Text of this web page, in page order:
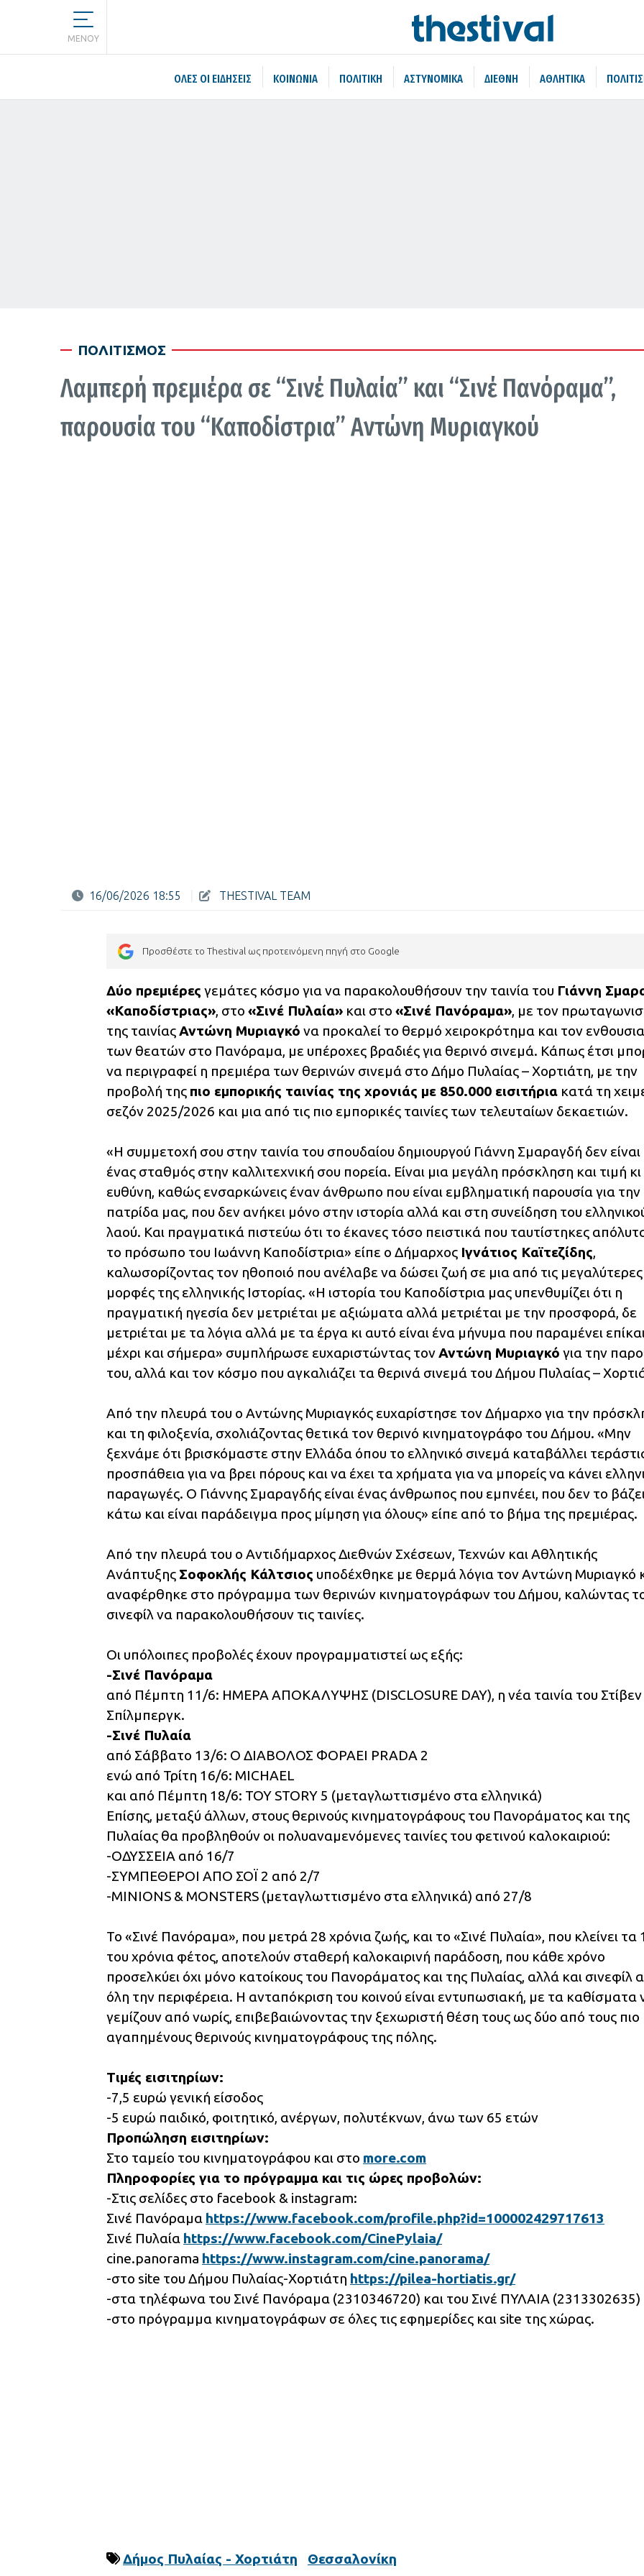
MENOY
ΌΛΕΣ ΟΙ ΕΙΔΉΣΕΙΣ ΚΟΙΝΩΝΙΑ ΠΟΛΙΤΙΚΗ ΑΣΤΥΝΟΜΙΚΑ ΔΙΕΘΝΗ ΑΘΛΗΤΙΚΑ
ΠΟΛΙΤΙΣΜΟΣ
Λαμπερή πρεμιέρα σε “Σινέ Πυλαία” και “Σινέ Πανόραμα”,
παρουσία του “Καποδίστρια” Αντώνη Μυριαγκού
16/06/2026 18:55 THESTIVAL TEAM
Προσθέστε το Thestival ως προτεινόμενη πηγή στο Google
Δύο πρεμιέρες γεμάτες κόσμο για να παρακολουθήσουν την ταινία του Γιάννη
«Καποδίστριας», στο «Σινέ Πυλαία» και στο «Σινέ Πανόραμα», με τον
της ταινίαςΑντώνη Μυριαγκό να προκαλεί το θερμό χειροκρότημα και τον
των θεατών στο Πανόραμα, με υπέροχες βραδιές για θερινό σινεμά. Κάπως έτσι
να περιγραφεί η πρεμιέρα των θερινών σινεμά στο Δήμο Πυλαίας – Χορτιάτη, με την
προβολή της πιο εμπορικής ταινίας της χρονιάς με 850.000 εισιτήρια κατά τη
σεζόν 2025/2026 και μια από τις πιο εμπορικές ταινίες των τελευταίων δεκαετιών.
«Η συμμετοχή σου στην ταινία του σπουδαίου δημιουργού Γιάννη Σμαραγδή δεν
ένας σταθμός στην καλλιτεχνική σου πορεία. Είναι μια μεγάλη πρόσκληση και τιμή κι
ευθύνη, καθώς ενσαρκώνεις έναν άνθρωπο που είναι εμβληματική παρουσία για την
πατρίδα μας, που δεν ανήκει μόνο στην ιστορία αλλά και στη συνείδηση του
λαού. Και πραγματικά πιστεύω ότι το έκανες τόσο πειστικά που ταυτίστηκες
το πρόσωπο του Ιωάννη Καποδίστρια» είπε ο Δήμαρχος Ιγνάτιος Καϊτεζίδης,
καλωσορίζοντας τον ηθοποιό που ανέλαβε να δώσει ζωή σε μια από τις μεγαλύτερες
μορφές της ελληνικής Ιστορίας. «Η ιστορία του Καποδίστρια μας υπενθυμίζει ότι η
πραγματική ηγεσία δεν μετριέται με αξιώματα αλλά μετριέται με την προσφορά, δε
μετριέται με τα λόγια αλλά με τα έργα κι αυτό είναι ένα μήνυμα που παραμένει
μέχρι και σήμερα» συμπλήρωσε ευχαριστώντας τονΑντώνη Μυριαγκό για την
του, αλλά και τον κόσμο που αγκαλιάζει τα θερινά σινεμά του Δήμου Πυλαίας –
Από την πλευρά του ο Αντώνης Μυριαγκός ευχαρίστησε τον Δήμαρχο για την
και τη φιλοξενία, σχολιάζοντας θετικά τον θερινό κινηματογράφο του Δήμου. «Μην
ξεχνάμε ότι βρισκόμαστε στην Ελλάδα όπου το ελληνικό σινεμά καταβάλλει
προσπάθεια για να βρει πόρους και να έχει τα χρήματα για να μπορείς να κάνει
παραγωγές. Ο Γιάννης Σμαραγδής είναι ένας άνθρωπος που εμπνέει, που δεν το
κάτω και είναι παράδειγμα προς μίμηση για όλους» είπε από το βήμα της πρεμιέρας.
Από την πλευρά του ο Αντιδήμαρχος Διεθνών Σχέσεων, Τεχνών και Αθλητικής
Ανάπτυξης Σοφοκλής Κάλτσιος υποδέχθηκε με θερμά λόγια τον Αντώνη Μυριαγκό
αναφέρθηκε στο πρόγραμμα των θερινών κινηματογράφων του Δήμου, καλώντας
σινεφίλ να παρακολουθήσουν τις ταινίες.
Οι υπόλοιπες προβολές έχουν προγραμματιστεί ως εξής:
-Σινέ Πανόραμα
από Πέμπτη 11/6: ΗΜΕΡΑ ΑΠΟΚΑΛΥΨΗΣ (DISCLOSURE DAY), η νέα ταινία του Στίβεν
Σπίλμπεργκ.
-Σινέ Πυλαία
από Σάββατο 13/6: Ο ΔΙΑΒΟΛΟΣ ΦΟΡΑΕI PRADA 2
ενώ από Τρίτη 16/6: MICHAEL
και από Πέμπτη 18/6: TOY STORY 5 (μεταγλωττισμένο στα ελληνικά)
Επίσης, μεταξύ άλλων, στους θερινούς κινηματογράφους του Πανοράματος και της
Πυλαίας θα προβληθούν οι πολυαναμενόμενες ταινίες του φετινού καλοκαιριού:
-ΟΔΥΣΣΕΙΑ από 16/7
-ΣΥΜΠΕΘΕΡΟΙ ΑΠΟ ΣΟΪ 2 από 2/7
-MINIONS & MONSTERS (μεταγλωττισμένο στα ελληνικά) από 27/8
Το «Σινέ Πανόραμα», που μετρά 28 χρόνια ζωής, και το «Σινέ Πυλαία», που κλείνει τα
του χρόνια φέτος, αποτελούν σταθερή καλοκαιρινή παράδοση, που κάθε χρόνο
προσελκύει όχι μόνο κατοίκους του Πανοράματος και της Πυλαίας, αλλά και σινεφίλ
όλη την περιφέρεια. Η ανταπόκριση του κοινού είναι εντυπωσιακή, με τα καθίσματα
γεμίζουν από νωρίς, επιβεβαιώνοντας την ξεχωριστή θέση τους ως δύο από τους πιο
αγαπημένους θερινούς κινηματογράφους της πόλης.
Τιμές εισιτηρίων:
-7,5 ευρώ γενική είσοδος
-5 ευρώ παιδικό, φοιτητικό, ανέργων, πολυτέκνων, άνω των 65 ετών
Προπώληση εισιτηρίων:
Στο ταμείο του κινηματογράφου και στο more.com
Πληροφορίες για το πρόγραμμα και τις ώρες προβολών:
-Στις σελίδες στο facebook & instagram:
Σινέ Πανόραμα https://www.facebook.com/profile.php?id=100002429717613
Σινέ Πυλαία https://www.facebook.com/CinePylaia/
cine.panorama https://www.instagram.com/cine.panorama/
-στο site του Δήμου Πυλαίας-Χορτιάτη https://pilea-hortiatis.gr/
-στα τηλέφωνα του Σινέ Πανόραμα (2310346720) και του Σινέ ΠΥΛΑΙΑ (2313302635)
-στο πρόγραμμα κινηματογράφων σε όλες τις εφημερίδες και site της χώρας.
Δήμος Πυλαίας - Χορτιάτη Θεσσαλονίκη